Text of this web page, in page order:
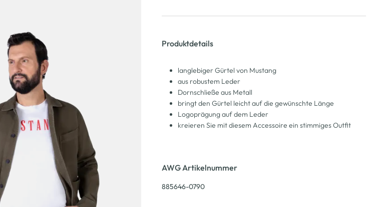
Produktdetails
langlebiger Gürtel von Mustang
aus robustem Leder
Dornschließe aus Metall
bringt den Gürtel leicht auf die gewünschte Länge
Logoprägung auf dem Leder
kreieren Sie mit diesem Accessoire ein stimmiges Outfit
AWG Artikelnummer
885646-0790